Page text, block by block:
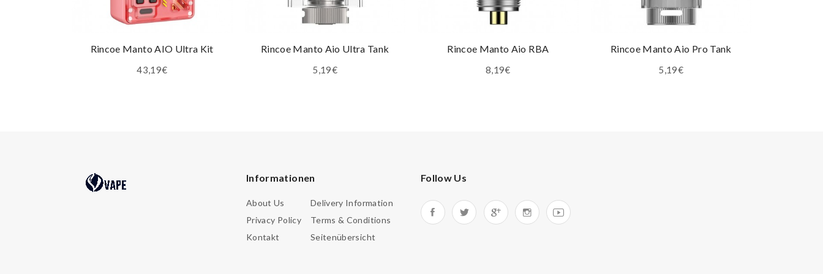
Rincoe Manto AIO Ultra Kit
43,19€
Rincoe Manto Aio Ultra Tank
5,19€
Rincoe Manto Aio RBA
8,19€
Rincoe Manto Aio Pro Tank
5,19€
Informationen
About Us
Delivery Information
Privacy Policy
Terms & Conditions
Kontakt
Seitenübersicht
Follow Us